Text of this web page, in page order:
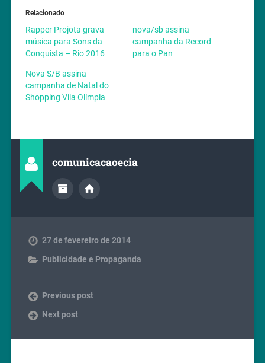
Relacionado
Rapper Projota grava
música para Sons da
Conquista – Rio 2016
nova/sb assina
campanha da Record
para o Pan
Nova S/B assina
campanha de Natal do
Shopping Vila Olímpia
comunicacaoecia
27 de fevereiro de 2014
Publicidade e Propaganda
Previous post
Next post